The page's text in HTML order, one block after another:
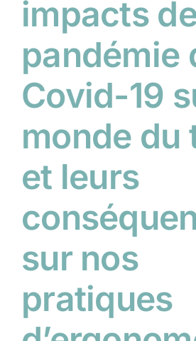
impacts
pandémie
Covid-19
monde du
et leurs
sur nos
pratiques